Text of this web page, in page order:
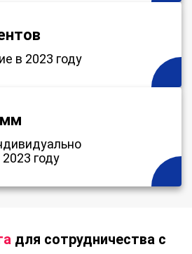
в 2023 году
году
для сотрудничества с